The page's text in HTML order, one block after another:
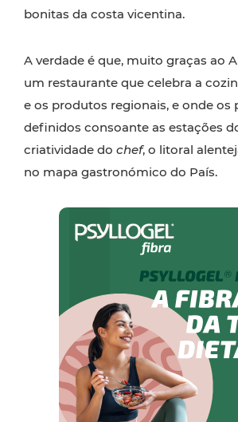
bonitas da costa vicentina.
A verdade é que, muito graças ao
um restaurante que celebra a
e os produtos regionais, e onde os
definidos consoante as estações
criatividade do chef, o litoral
no mapa gastronómico do País.